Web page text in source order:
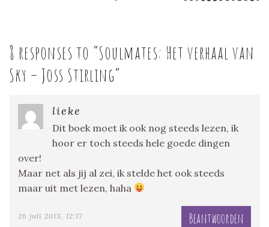
8 responses to “Soulmates: Het verhaal van
Sky – Joss Stirling”
lieke
Dit boek moet ik ook nog steeds lezen, ik
hoor er toch steeds hele goede dingen
over!
Maar net als jij al zei, ik stelde het ook steeds
maar uit met lezen, haha
26 juli 2013, 12:17 Beantwoorden